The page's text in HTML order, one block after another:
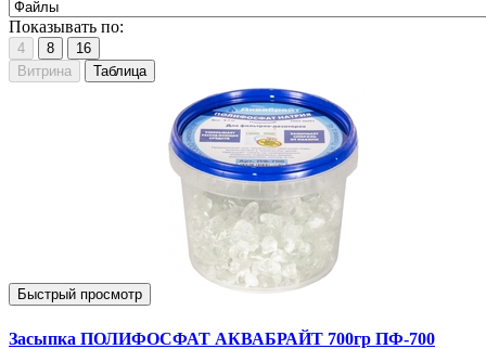
Показывать по:
4 8
16
Витрина
Таблица
Быстрый просмотр
Засыпка ПОЛИФОСФАТ АКВАБРАЙТ 700гр ПФ-700